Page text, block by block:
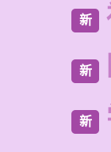
新
新
新